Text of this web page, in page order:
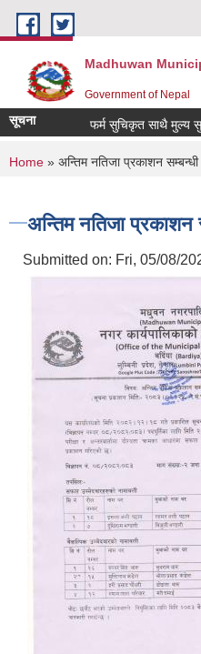
Skip to main content
Madhuwan
Government of Nepal
सूचना फर्म सुचिकृत साथै मुल्य
You are here
Home » अन्तिम नतिजा प्रकाशन
अन्तिम नतिजा
Submitted on: Fri, 05/08/